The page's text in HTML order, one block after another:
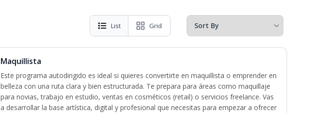
List Grid
Maquillista
Este programa autodirigido es ideal si quieres convertirte en maquillista o emprender en
belleza con una ruta clara y bien estructurada. Te prepara para áreas como maquillaje
para novias, trabajo en estudio, ventas en cosméticos (retail) o servicios freelance. Vas
a desarrollar la base artística, digital y profesional que necesitas para empezar a ofrecer